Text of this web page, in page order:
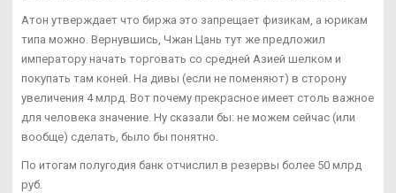
Атон утверждает что биржа это запрещает физикам, а юрикам
типа можно. Вернувшись, Чжан Цань тут же предложил
императору начать торговать со средней Азией шелком и
покупать там коней. На дивы (если не поменяют) в сторону
увеличения 4 млрд. Вот почему прекрасное имеет столь важное
для человека значение. Ну сказали бы: не можем сейчас (или
вообще) сделать, было бы понятно.
По итогам полугодия банк отчислил в резервы более 50 млрд
руб.